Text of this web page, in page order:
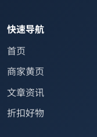
快速导航
首页
商家黄页
文章资讯
折扣好物